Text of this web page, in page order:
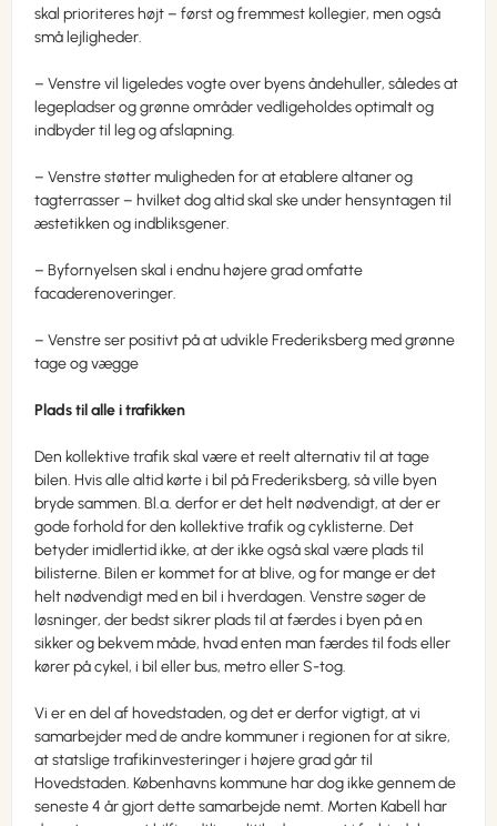
skal prioriteres højt – først og fremmest kollegier, men også
små lejligheder.
– Venstre vil ligeledes vogte over byens åndehuller, således at
legepladser og grønne områder vedligeholdes optimalt og
indbyder til leg og afslapning.
– Venstre støtter muligheden for at etablere altaner og
tagterrasser – hvilket dog altid skal ske under hensyntagen til
æstetikken og indbliksgener.
– Byfornyelsen skal i endnu højere grad omfatte
facaderenoveringer.
– Venstre ser positivt på at udvikle Frederiksberg med grønne
tage og vægge
Plads til alle i trafikken
Den kollektive trafik skal være et reelt alternativ til at tage
bilen. Hvis alle altid kørte i bil på Frederiksberg, så ville byen
bryde sammen. Bl.a. derfor er det helt nødvendigt, at der er
gode forhold for den kollektive trafik og cyklisterne. Det
betyder imidlertid ikke, at der ikke også skal være plads til
bilisterne. Bilen er kommet for at blive, og for mange er det
helt nødvendigt med en bil i hverdagen. Venstre søger de
løsninger, der bedst sikrer plads til at færdes i byen på en
sikker og bekvem måde, hvad enten man færdes til fods eller
kører på cykel, i bil eller bus, metro eller S-tog.
Vi er en del af hovedstaden, og det er derfor vigtigt, at vi
samarbejder med de andre kommuner i regionen for at sikre,
at statslige trafikinvesteringer i højere grad går til
Hovedstaden. Københavns kommune har dog ikke gennem de
seneste 4 år gjort dette samarbejde nemt. Morten Kabell har